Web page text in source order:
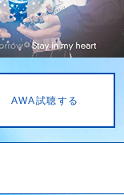
AWA試聴する